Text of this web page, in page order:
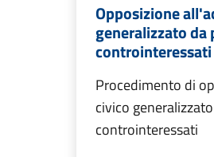
Opposizione
generalizzato da
controinteressati
Procedimento di
civico
controinteressati